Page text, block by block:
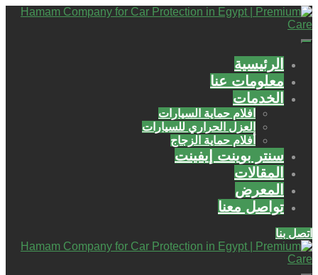
الرئيسية
معلومات عنا
الخدمات
افلام حماية السيارات
العزل الحراري للسيارات
أفلام حماية الزجاج
سنتر بوينت إيفينت
المقالات
المعرض
تواصل معنا
اتصل بنا